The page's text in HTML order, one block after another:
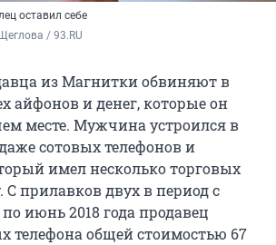
оставил себе
/ 93.RU
из Магнитки обвиняют в
айфонов и денег, которые он
месте. Мужчина устроился в
сотовых телефонов и
имел несколько торговых
С прилавков двух в период с
по июнь 2018 года продавец
телефона общей стоимостью 67